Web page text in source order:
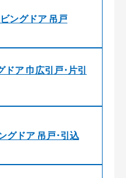
ングドア 吊戸
ア 巾広引戸･片引
グドア 吊戸･引込